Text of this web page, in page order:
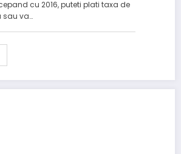
cu 2016, puteti plati taxa de
sau va…